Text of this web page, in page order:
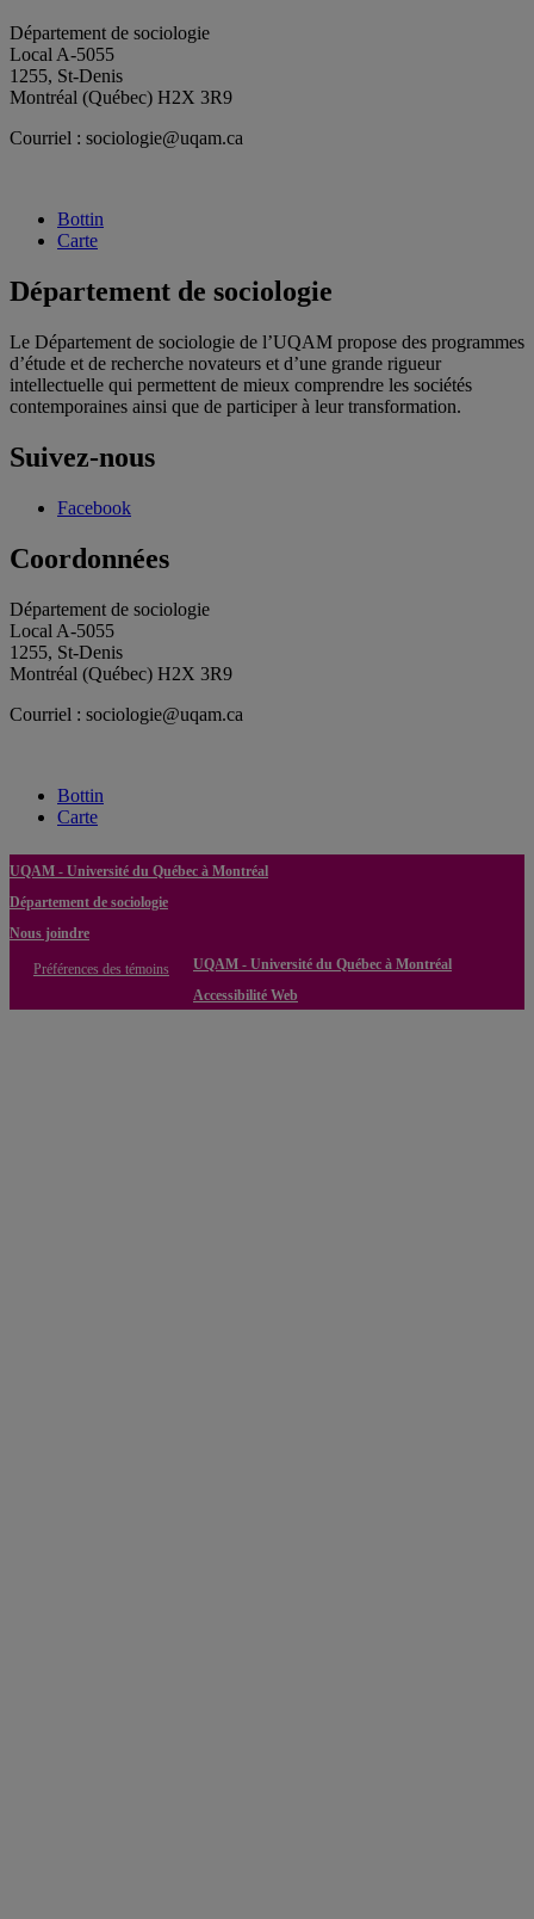
Département de sociologie
Local A-5055
1255, St-Denis
Montréal (Québec) H2X 3R9
Courriel : sociologie@uqam.ca
Bottin
Carte
Département de sociologie
Le Département de sociologie de l’UQAM propose des programmes
d’étude et de recherche novateurs et d’une grande rigueur
intellectuelle qui permettent de mieux comprendre les sociétés
contemporaines ainsi que de participer à leur transformation.
Suivez-nous
Facebook
Coordonnées
Département de sociologie
Local A-5055
1255, St-Denis
Montréal (Québec) H2X 3R9
Courriel : sociologie@uqam.ca
Bottin
Carte
UQAM - Université du Québec à Montréal
Département de sociologie
Nous joindre
Préférences des témoins
UQAM - Université du Québec à Montréal
Accessibilité Web